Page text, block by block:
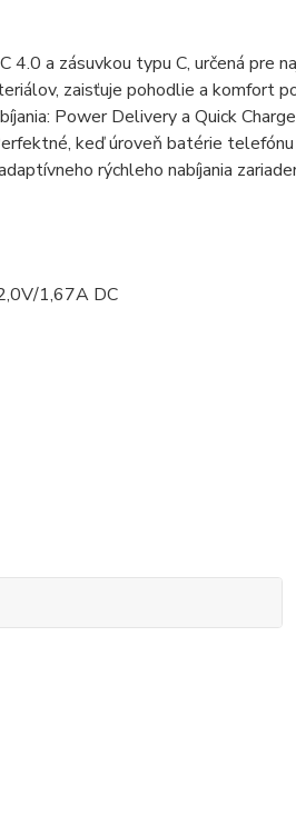
4.0 a zásuvkou typu C, určená pre
zaisťuje pohodlie a komfort
Power Delivery a Quick
keď úroveň batérie
rýchleho nabíjania
1,67A DC